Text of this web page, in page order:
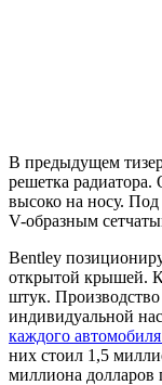
В предыдущем
решетка радиатора.
высоко на носу.
V-образным
Bentley
открытой крышей.
штук.
индивидуальной
каждого
них стоил 1,5
миллиона долларов